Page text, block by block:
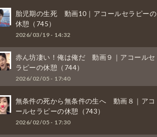
胎児期の生死 動画10｜アコールセラピーの
休憩（745）
2026/03/19 - 14:32
赤ん坊凄い！俺は俺だ 動画９｜アコールセ
ラピーの休憩（744）
2026/02/05 - 17:40
無条件の死から無条件の生へ 動画８｜アコ
ールセラピーの休憩（743）
2026/02/05 - 17:30